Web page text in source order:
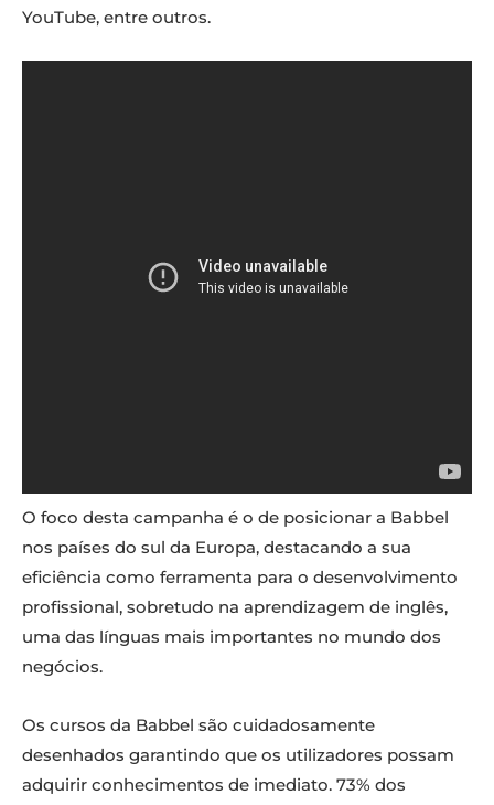
YouTube, entre outros.
O foco desta campanha é o de posicionar a Babbel
nos países do sul da Europa, destacando a sua
eficiência como ferramenta para o desenvolvimento
profissional, sobretudo na aprendizagem de inglês,
uma das línguas mais importantes no mundo dos
negócios.
Os cursos da Babbel são cuidadosamente
desenhados garantindo que os utilizadores possam
adquirir conhecimentos de imediato. 73% dos